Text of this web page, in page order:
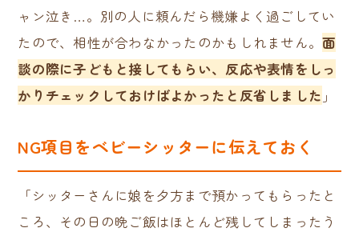
ャン泣き…。別の人に頼んだら機嫌よく過ごしてい
たので、相性が合わなかったのかもしれません。面
談の際に子どもと接してもらい、反応や表情をしっ
かりチェックしておけばよかったと反省しました 」
NG項目をベビーシッターに伝えておく
「シッターさんに娘を夕方まで預かってもらったと
ころ、その日の晩ご飯はほとんど残してしまったう